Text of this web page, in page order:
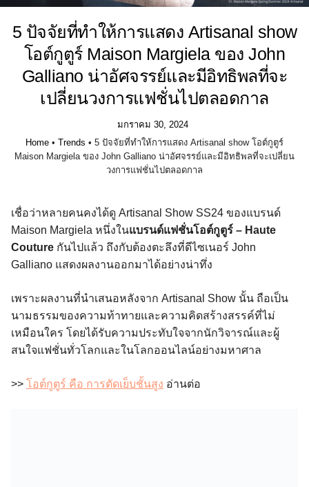
5 ปัจจัยที่ทำให้การแสดง Artisanal show
โอต์กูตูร์ Maison Margiela ของ John
Galliano น่าอัศจรรย์และมีอิทธิพลที่จะ
เปลี่ยนวงการแฟชั่นไปตลอดกาล
มกราคม 30, 2024
Home • Trends • 5 ปัจจัยที่ทำให้การแสดง Artisanal show โอต์กูตูร์
Maison Margiela ของ John Galliano น่าอัศจรรย์และมีอิทธิพลที่จะเปลี่ยน
วงการแฟชั่นไปตลอดกาล
เชื่อว่าหลายคนคงได้ดู Artisanal Show SS24 ของแบรนด์
Maison Margiela หนึ่งในแบรนด์แฟชั่นโอต์กูตูร์ – Haute
Couture กันไปแล้ว ถึงกับต้องตะลึงที่ดีไซเนอร์ John
Galliano แสดงผลงานออกมาได้อย่างน่าทึ่ง
เพราะผลงานที่นำเสนอหลังจาก Artisanal Show นั้น ถือเป็น
นามธรรมของความท้าทายและความคิดสร้างสรรค์ที่ไม่
เหมือนใคร โดยได้รับความประทับใจจากนักวิจารณ์และผู้
สนใจแฟชั่นทั่วโลกและในโลกออนไลน์อย่างมหาศาล
>> โอต์กูตูร์ คือ การตัดเย็บชั้นสูง อ่านต่อ